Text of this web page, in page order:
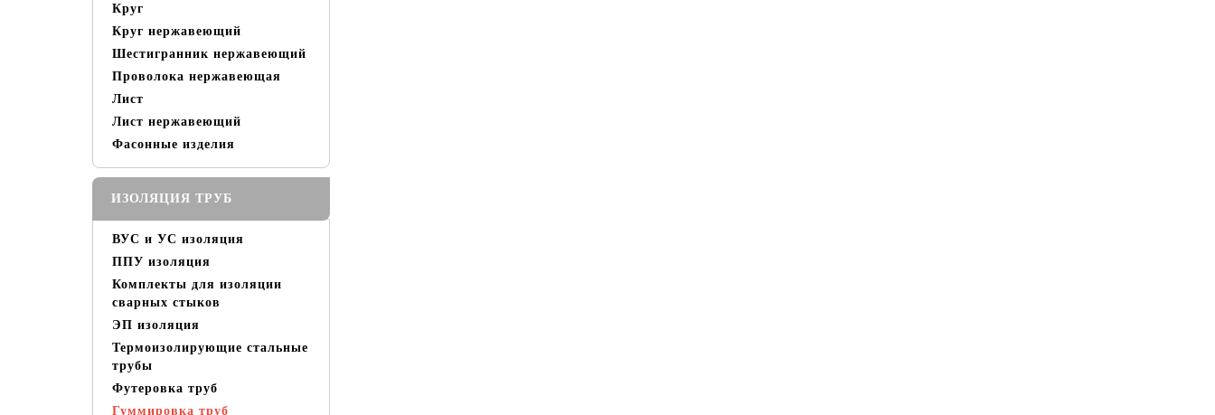
Круг
Круг нержавеющий
Шестигранник нержавеющий
Проволока нержавеющая
Лист
Лист нержавеющий
Фасонные изделия
ИЗОЛЯЦИЯ ТРУБ
ВУС и УС изоляция
ППУ изоляция
Комплекты для изоляции
сварных стыков
ЭП изоляция
Термоизолирующие стальные
трубы
Футеровка труб
Гуммировка труб